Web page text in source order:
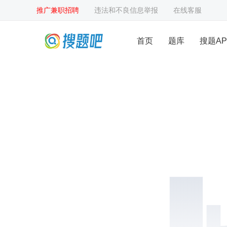
推广兼职招聘 违法和不良信息举报 在线客服
首页 题库 搜题